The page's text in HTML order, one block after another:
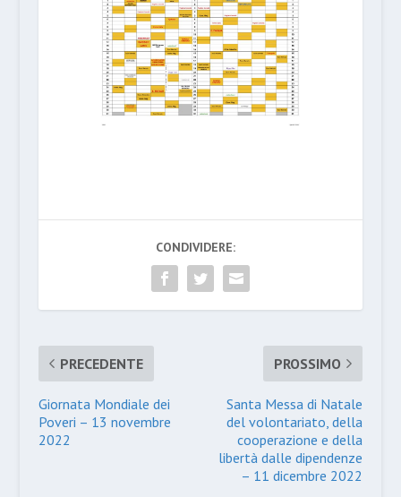
CONDIVIDERE:
PRECEDENTE
Giornata Mondiale dei
Poveri – 13 novembre
2022
PROSSIMO
Santa Messa di Natale
del volontariato, della
cooperazione e della
libertà dalle dipendenze
– 11 dicembre 2022